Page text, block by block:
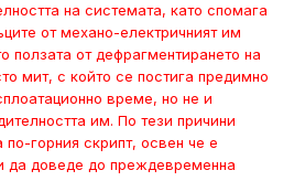
на системата, като спомага
от механо-електричният им
ползата от дефрагментирането на
мит, с който се постига предимно
време, но не и
им. По тези причини
горния скрипт, освен че е
доведе до преждевременна